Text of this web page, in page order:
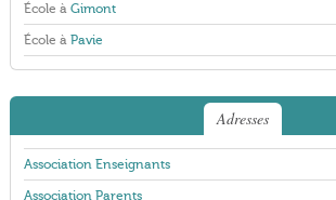
École à Gimont
École à Pavie
Adresses
Association Enseignants
Association Parents